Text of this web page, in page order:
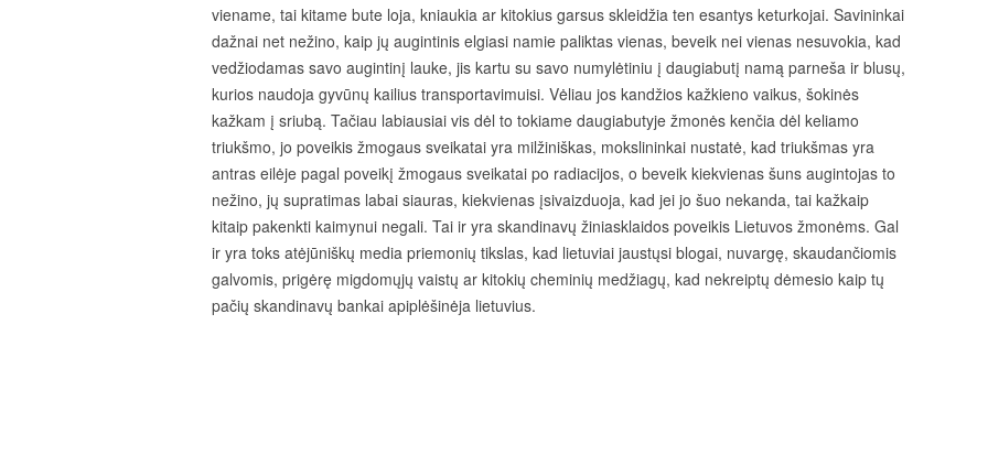
viename, tai kitame bute loja, kniaukia ar kitokius garsus skleidžia ten esantys keturkojai. Savininkai
dažnai net nežino, kaip jų augintinis elgiasi namie paliktas vienas, beveik nei vienas nesuvokia, kad
vedžiodamas savo augintinį lauke, jis kartu su savo numylėtiniu į daugiabutį namą parneša ir blusų,
kurios naudoja gyvūnų kailius transportavimuisi. Vėliau jos kandžios kažkieno vaikus, šokinės
kažkam į sriubą. Tačiau labiausiai vis dėl to tokiame daugiabutyje žmonės kenčia dėl keliamo
triukšmo, jo poveikis žmogaus sveikatai yra milžiniškas, mokslininkai nustatė, kad triukšmas yra
antras eilėje pagal poveikį žmogaus sveikatai po radiacijos, o beveik kiekvienas šuns augintojas to
nežino, jų supratimas labai siauras, kiekvienas įsivaizduoja, kad jei jo šuo nekanda, tai kažkaip
kitaip pakenkti kaimynui negali. Tai ir yra skandinavų žiniasklaidos poveikis Lietuvos žmonėms. Gal
ir yra toks atėjūniškų media priemonių tikslas, kad lietuviai jaustųsi blogai, nuvargę, skaudančiomis
galvomis, prigėrę migdomųjų vaistų ar kitokių cheminių medžiagų, kad nekreiptų dėmesio kaip tų
pačių skandinavų bankai apiplėšinėja lietuvius.